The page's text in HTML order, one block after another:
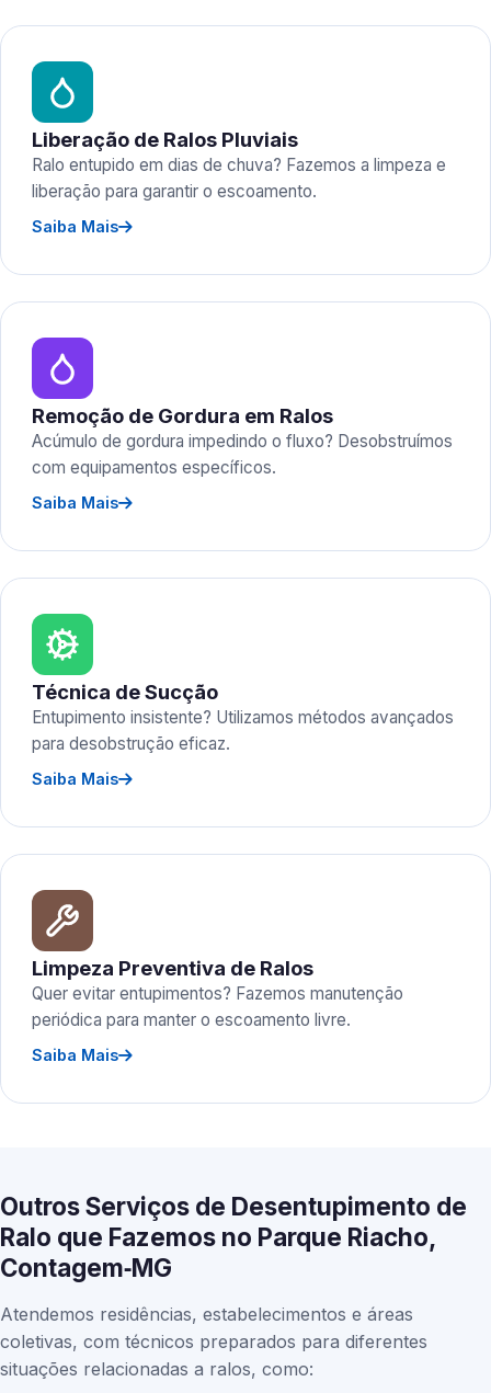
Liberação de Ralos Pluviais
Ralo entupido em dias de chuva? Fazemos a limpeza e
liberação para garantir o escoamento.
Saiba Mais
Remoção de Gordura em Ralos
Acúmulo de gordura impedindo o fluxo? Desobstruímos
com equipamentos específicos.
Saiba Mais
Técnica de Sucção
Entupimento insistente? Utilizamos métodos avançados
para desobstrução eficaz.
Saiba Mais
Limpeza Preventiva de Ralos
Quer evitar entupimentos? Fazemos manutenção
periódica para manter o escoamento livre.
Saiba Mais
Outros Serviços de Desentupimento de
Ralo que Fazemos no Parque Riacho,
Contagem‑MG
Atendemos residências, estabelecimentos e áreas
coletivas, com técnicos preparados para diferentes
situações relacionadas a ralos, como: